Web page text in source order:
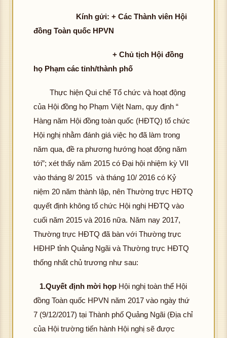
Kính gửi: + Các Thành viên Hội
đồng Toàn quốc HPVN
+ Chủ tịch Hội đồng
họ Phạm các tỉnh/thành phố
Thực hiện Qui chế Tổ chức và hoạt động
của Hội đồng họ Phạm Việt Nam, quy định “
Hàng năm Hội đồng toàn quốc (HĐTQ) tổ chức
Hội nghị nhằm đánh giá việc họ đã làm trong
năm qua, đề ra phương hướng hoạt động năm
tới”; xét thấy năm 2015 có Đại hội nhiệm kỳ VII
vào tháng 8/ 2015 và tháng 10/ 2016 có Kỷ
niệm 20 năm thành lập, nên Thường trực HĐTQ
quyết định không tổ chức Hội nghị HĐTQ vào
cuối năm 2015 và 2016 nữa. Năm nay 2017,
Thường trực HĐTQ đã bàn với Thường trực
HĐHP tỉnh Quảng Ngãi và Thường trực HĐTQ
thống nhất chủ trương như sau:
1.Quyết định mời họp Hội nghị toàn thể Hội
đồng Toàn quốc HPVN năm 2017 vào ngày thứ
7 (9/12/2017) tại Thành phố Quảng Ngãi (Địa chỉ
của Hội trường tiến hành Hội nghị sẽ được